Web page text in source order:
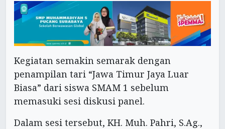
Kegiatan semakin semarak dengan
penampilan tari “Jawa Timur Jaya Luar
Biasa” dari siswa SMAM 1 sebelum
memasuki sesi diskusi panel.
Dalam sesi tersebut, KH. Muh. Pahri, S.Ag.,